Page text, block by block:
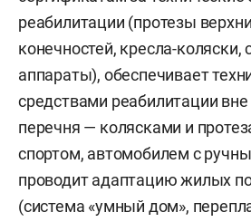
реабилитации (протезы
конечностей, кресла-коляски,
аппараты), обеспечивает
средствами реабилитации
перечня — колясками и
спортом, автомобилем с
проводит адаптацию жилых
(система «умный дом»,